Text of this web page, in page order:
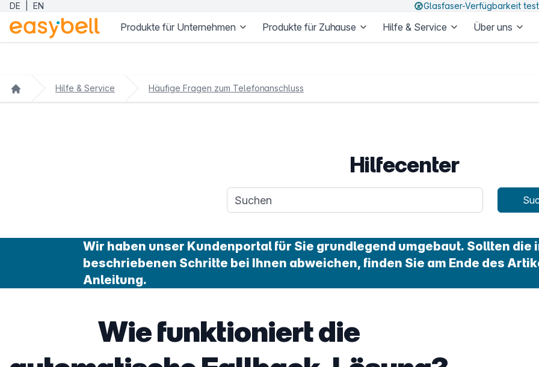
Zum Hauptinhalt springen
DE EN Glasfaser-Verfügbarkeit
Produkte für Unternehmen Produkte für Zuhause Hilfe & Service Über uns
Hilfe & Service Häufige Fragen zum Telefonanschluss
Hilfecenter
Suchanfrage
Wir haben unser Kundenportal für Sie grundlegend umgebaut. Sollten die
beschriebenen Schritte bei Ihnen abweichen, finden Sie am Ende des
Anleitung.
Wie funktioniert die